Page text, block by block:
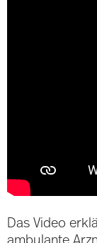
Das Video